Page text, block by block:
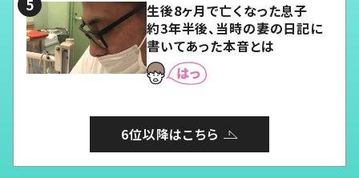
生後8ヶ月で亡くなった息子
約3年半後、当時の妻の日記に
書いてあった本音とは
6位以降はこちら